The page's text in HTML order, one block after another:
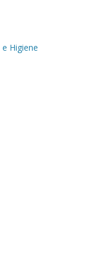
Higiene